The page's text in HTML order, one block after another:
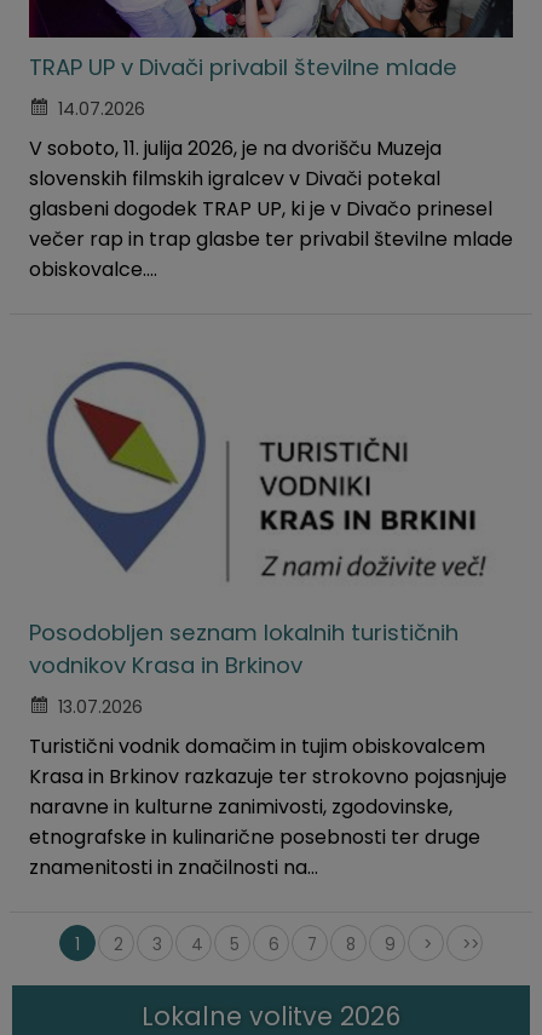
TRAP UP v Divači privabil številne mlade
14.07.2026
V soboto, 11. julija 2026, je na dvorišču Muzeja
slovenskih filmskih igralcev v Divači potekal
glasbeni dogodek TRAP UP, ki je v Divačo prinesel
večer rap in trap glasbe ter privabil številne mlade
obiskovalce....
Posodobljen seznam lokalnih turističnih
vodnikov Krasa in Brkinov
13.07.2026
Turistični vodnik domačim in tujim obiskovalcem
Krasa in Brkinov razkazuje ter strokovno pojasnjuje
naravne in kulturne zanimivosti, zgodovinske,
etnografske in kulinarične posebnosti ter druge
znamenitosti in značilnosti na...
1 2 3 4 5 6 7 8 9 > >>
Lokalne volitve 2026